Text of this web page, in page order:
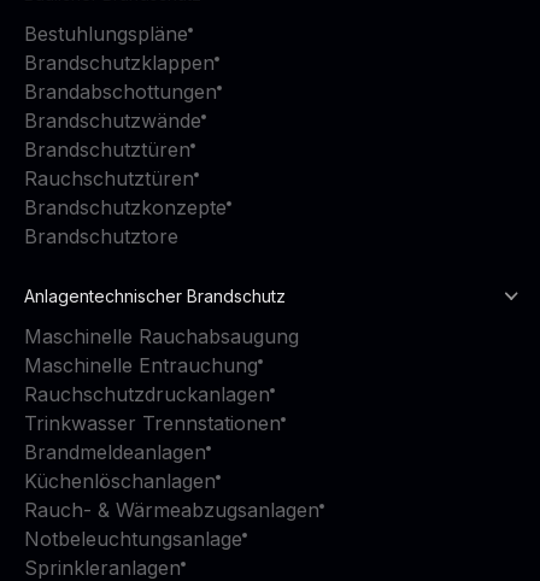
Bestuhlungspläne
Brandschutzklappen
Brandabschottungen
Brandschutzwände
Brandschutztüren
Rauchschutztüren
Brandschutzkonzepte
Brandschutztore
Anlagentechnischer Brandschutz
Maschinelle Rauchabsaugung
Maschinelle Entrauchung
Rauchschutzdruckanlagen
Trinkwasser Trennstationen
Brandmeldeanlagen
Küchenlöschanlagen
Rauch- & Wärmeabzugsanlagen
Notbeleuchtungsanlage
Sprinkleranlagen